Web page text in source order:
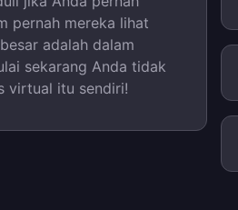
pernah mereka lihat
adalah dalam
sekarang Anda tidak
virtual itu sendiri!